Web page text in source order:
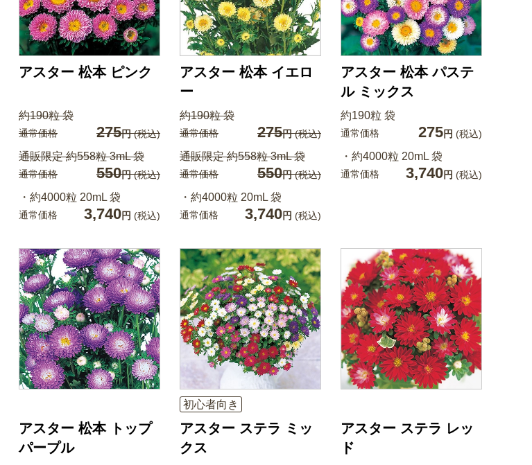
アスター 松本 ピンク
約190粒 袋
通常価格 275円(税込)
通販限定 約558粒 3mL 袋
通常価格 550円(税込)
・約4000粒 20mL 袋
通常価格 3,740円 (税込)
アスター 松本 イエロ
ー
約190粒 袋
通常価格 275円(税込)
通販限定 約558粒 3mL 袋
通常価格 550円(税込)
・約4000粒 20mL 袋
通常価格 3,740円 (税込)
アスター 松本 パステ
ル ミックス
約190粒 袋
通常価格 275円 (税込)
・約4000粒 20mL 袋
通常価格 3,740円 (税込)
アスター 松本 トップ
パープル
初心者向き
アスター ステラ ミッ
クス
アスター ステラ レッ
ド